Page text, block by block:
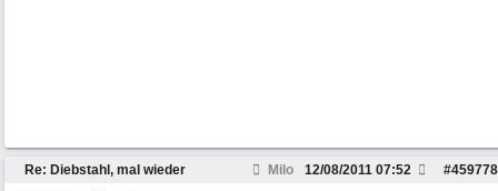
Re: Diebstahl, mal wieder Milo #459778
12/08/2011 07:52